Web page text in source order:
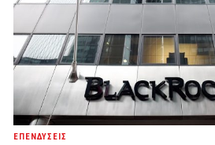
ΕΠΕΝΔΥΣΕΙΣ